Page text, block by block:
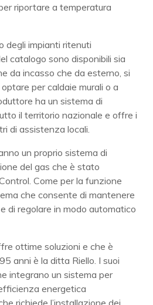
riportare a temperatura
degli impianti ritenuti
catalogo sono disponibili sia
da incasso che da esterno, si
per caldaie murali o a
ha un sistema di
il territorio nazionale e offre i
di assistenza locali.
un proprio sistema di
del gas che è stato
Come per la funzione
che consente di mantenere
di regolare in modo automatico
ottime soluzioni e che è
anni è la ditta Riello. I suoi
integrano un sistema per
energetica
richiede l’installazione dei